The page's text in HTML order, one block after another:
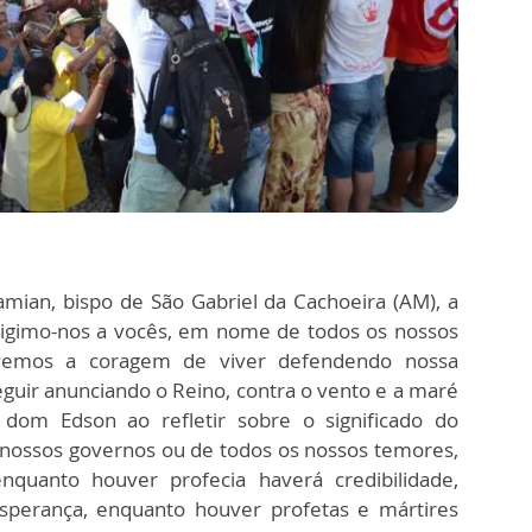
bispo de São Gabriel da Cachoeira (AM), a
nos a vocês, em nome de todos os nossos
a coragem de viver defendendo nossa
anunciando o Reino, contra o vento e a maré
Edson ao refletir sobre o significado do
governos ou de todos os nossos temores,
houver profecia haverá credibilidade,
enquanto houver profetas e mártires